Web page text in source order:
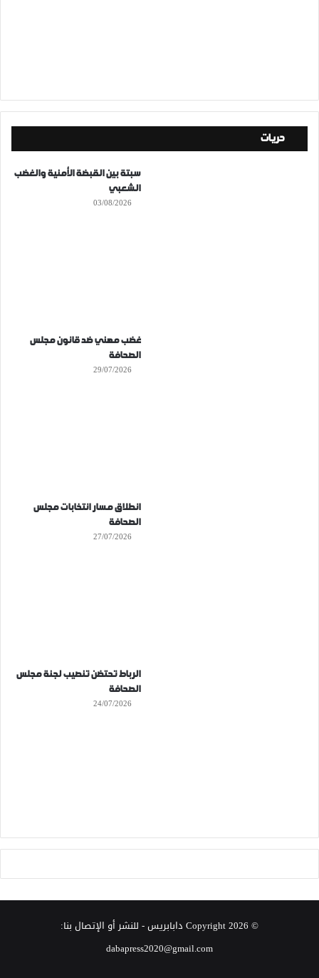
حريات
سبتة بين القبضة الأمنية والغضب
الشعبي
03/08/2026
غضب مهني ضد قانون مجلس
الصحافة
29/07/2026
انطلاق مسار انتخابات مجلس
الصحافة
27/07/2026
الرباط تحتضن تنصيب لجنة مجلس
الصحافة
24/07/2026
© Copyright 2026 دابابريس- للنشر أو الإتصال بنا:
dabapress2020@gmail.com